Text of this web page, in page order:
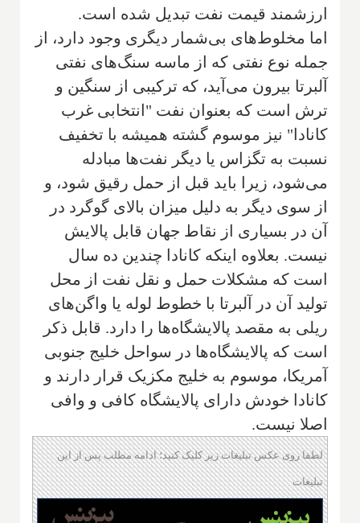
ارزشمند قیمت نفت تبدیل شده است.
اما مخلوط‌های بی‌شمار دیگری وجود دارد، از
جمله نوع نفتی که از ماسه سنگ‌های نفتی
آلبرتا بیرون می‌آید، که ترکیبی از سنگین و
ترش است که بعنوان نفت "انتخابی غرب
کانادا" نیز موسوم گشته همیشه با تخفیف
نسبت به تگزاس یا دیگر نفت‌ها مبادله
می‌شود، زیرا باید قبل از حمل رقیق شود، و
از سوی دیگر به دلیل میزان بالای گوگرد در
آن در بسیاری از نقاط جهان قابل پالایش
نیست. بعلاوه اینکه کانادا چندین ده سال
است که مشکلات حمل و نقل نفت از محل
تولید آن در آلبرتا با خطوط لوله یا واگن‌های
ریلی به مقصد پالایشگاه‌ها را دارد. قابل ذکر
است که پالایشگاه‌ها در سواحل خلیج جنوبی
آمریکا، موسوم به خلیج مکزیک قرار دارند و
کانادا خودش دارای پالایشگاه کافی و وافی
اصلا نیست.
لطفا روی عکس تبلیغات زیر کلیک کنید؛ ادامه مطلب پس از این
تبلیغات